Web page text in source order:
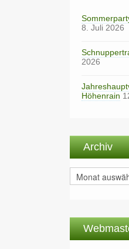
8. Juli 2026
2026
Höhenrain
Archiv
Archiv